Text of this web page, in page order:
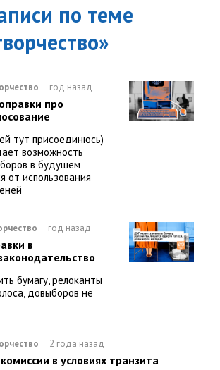
по теме
»
год назад
про
тут присоединюсь)
возможность
в будущем
от использования
год назад
в
бумагу, релоканты
довыборов не
2 года назад
в условиях транзита